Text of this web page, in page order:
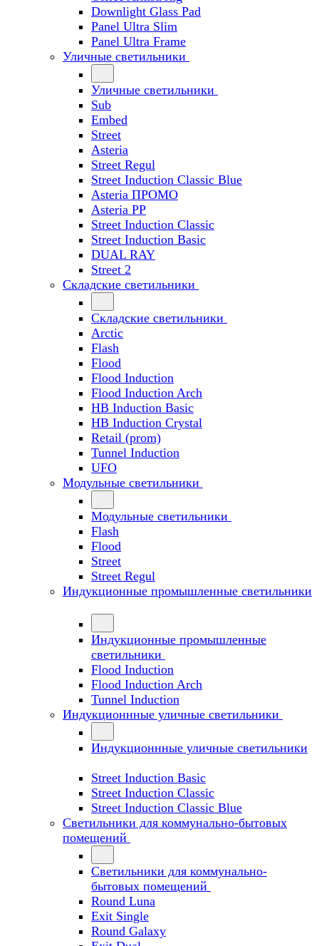
Downlight Glass Pad
Panel Ultra Slim
Panel Ultra Frame
Уличные светильники
Уличные светильники
Sub
Embed
Street
Asteria
Street Regul
Street Induction Classic Blue
Asteria ПРОМО
Asteria PP
Street Induction Classic
Street Induction Basic
DUAL RAY
Street 2
Складские светильники
Складские светильники
Arctic
Flash
Flood
Flood Induction
Flood Induction Arch
HB Induction Basic
HB Induction Crystal
Retail (prom)
Tunnel Induction
UFO
Модульные светильники
Модульные светильники
Flash
Flood
Street
Street Regul
Индукционные промышленные светильники
Индукционные промышленные
светильники
Flood Induction
Flood Induction Arch
Tunnel Induction
Индукционнные уличные светильники
Индукционнные уличные светильники
Street Induction Basic
Street Induction Classic
Street Induction Classic Blue
Светильники для коммунально-бытовых
помещений
Светильники для коммунально-
бытовых помещений
Round Luna
Exit Single
Round Galaxy